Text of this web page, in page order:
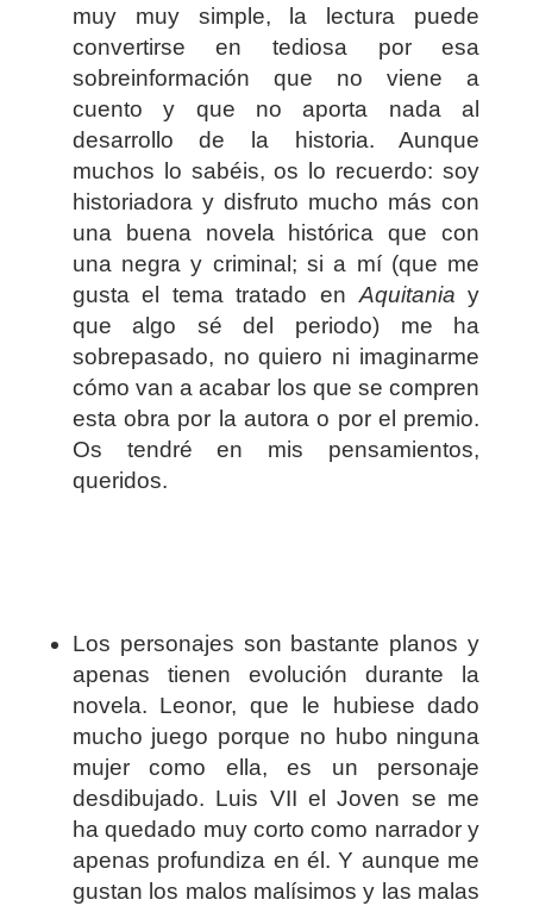
muy muy simple, la lectura puede
convertirse en tediosa por esa
sobreinformación que no viene a
cuento y que no aporta nada al
desarrollo de la historia. Aunque
muchos lo sabéis, os lo recuerdo: soy
historiadora y disfruto mucho más con
una buena novela histórica que con
una negra y criminal; si a mí (que me
gusta el tema tratado en Aquitania y
que algo sé del periodo) me ha
sobrepasado, no quiero ni imaginarme
cómo van a acabar los que se compren
esta obra por la autora o por el premio.
Os tendré en mis pensamientos,
queridos.
Los personajes son bastante planos y
apenas tienen evolución durante la
novela. Leonor, que le hubiese dado
mucho juego porque no hubo ninguna
mujer como ella, es un personaje
desdibujado. Luis VII el Joven se me
ha quedado muy corto como narrador y
apenas profundiza en él. Y aunque me
gustan los malos malísimos y las malas